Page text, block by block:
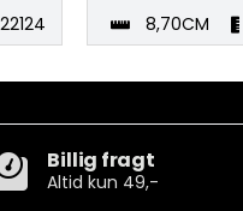
8,70CM
Billig fragt
Altid kun 49,-